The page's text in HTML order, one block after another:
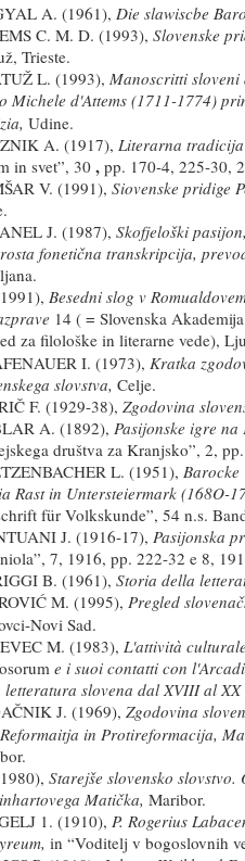
A. (1961), Die slawiscbe
C. M. D. (1993), Slovenske
Trieste.
L. (1993), Manoscritti sloveni
Michele d'Attems (1711-1774)
Udine.
A. (1917), Literarna
in svet”, 30, pp. 170-4, 225-30,
V. (1991), Siovenske pridige
J. (1987), Skofjeloški
fonetična transkripcija,
Besedni slog v
14 ( = Slovenska
za filološke in literarne vede),
I. (1973), Kratka
slovstva, Celje.
F. (1929-38), Zgodovina
A. (1892), Pasijonske igre
društva za Kranjsko”, 2,
L. (1951), Barocke
Rast in Untersteiermark (168O-
für Volkskunde”, 54 n.s.
J. (1916-17), Pasijonska
7, 1916, pp. 222-32 e 8,
B. (1961), Storia della
M. (1995), Pregled
Novi Sad.
M. (1983), L'attività
e i suoi contatti con
letteratura slovena dal XVIII al
J. (1969), Zgodovina
in Protireformacija,
Starejše slovensko
Matička, Maribor.
1. (1910), P. Rogerius
in “Voditelj v bogoslovnih